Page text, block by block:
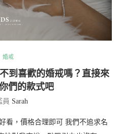
婚戒
到喜歡的婚戒嗎？直接來
們的款式吧
員 Sarah
看，價格合理即可 我們不追求名